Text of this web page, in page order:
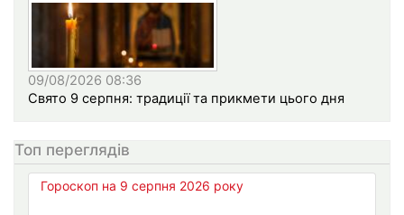
09/08/2026 08:36
Свято 9 серпня: традиції та прикмети цього дня
Топ переглядів
Гороскоп на 9 серпня 2026 року